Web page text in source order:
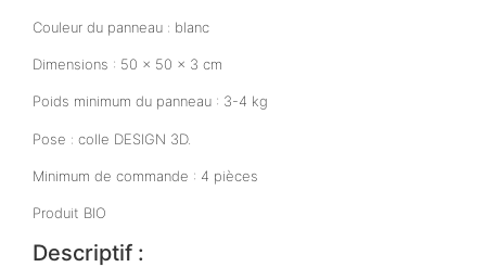
Couleur du panneau : blanc
Dimensions : 50 x 50 x 3 cm
Poids minimum du panneau : 3-4 kg
Pose : colle DESIGN 3D.
Minimum de commande : 4 pièces
Produit BIO
Descriptif :